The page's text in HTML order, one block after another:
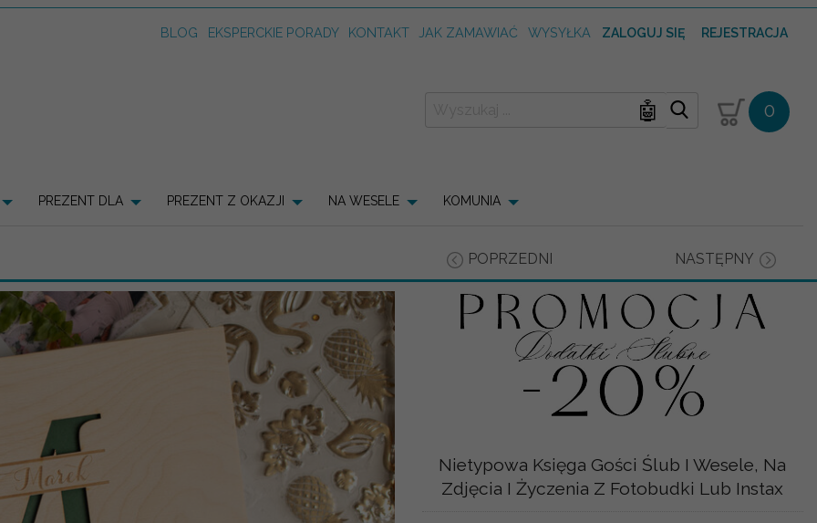
BLOG EKSPERCKIE PORADY KONTAKT JAK ZAMAWIAĆ WYSYŁKA ZALOGUJ SIĘ REJESTRACJA
🤖 0
PREZENT DLA PREZENT Z OKAZJI NA WESELE KOMUNIA
POPRZEDNI NASTĘPNY
Nietypowa Księga Gości Ślub I Wesele, Na
Zdjęcia I Życzenia Z Fotobudki Lub Instax